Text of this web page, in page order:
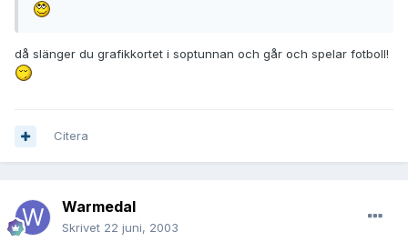
då slänger du grafikkortet i soptunnan och går och spelar fotboll!
Citera
Warmedal
Skrivet 22 juni, 2003